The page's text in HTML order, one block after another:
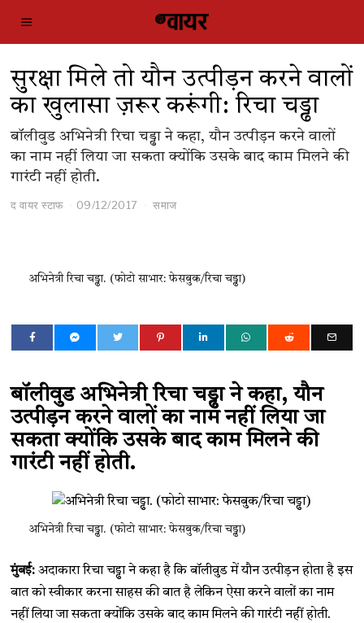
सुरक्षा मिले तो यौन उत्पीड़न करने वालों
का खुलासा ज़रूर करूंगी: रिचा चड्ढा
बॉलीवुड अभिनेत्री रिचा चड्ढा ने कहा, यौन उत्पीड़न करने वालों
का नाम नहीं लिया जा सकता क्योंकि उसके बाद काम मिलने की
गारंटी नहीं होती.
द वायर स्टाफ 09/12/2017 समाज
अभिनेत्री रिचा चड्ढा. (फोटो साभार: फेसबुक/रिचा चड्ढा)
बॉलीवुड अभिनेत्री रिचा चड्ढा ने कहा, यौन
उत्पीड़न करने वालों का नाम नहीं लिया जा
सकता क्योंकि उसके बाद काम मिलने की
गारंटी नहीं होती.
अभिनेत्री रिचा चड्ढा. (फोटो साभार: फेसबुक/रिचा चड्ढा)
मुंबई: अदाकारा रिचा चड्ढा ने कहा है कि बॉलीवुड में यौन उत्पीड़न होता है इस
बात को स्वीकार करना साहस की बात है लेकिन ऐसा करने वालों का नाम
नहीं लिया जा सकता क्योंकि उसके बाद काम मिलने की गारंटी नहीं होती.